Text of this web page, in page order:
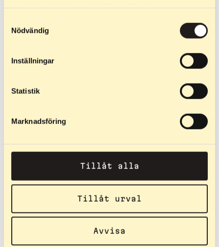
Nödvändig
Inställningar
Statistik
Marknadsföring
Tillåt alla
Tillåt urval
Avvisa
219,90
Lühem alumiiniumraam on
ainus asi, mis eristab seda
vennast"…
The Comeback
Meie kõige võidusõidust
inspireeritud rulluisa piiratud